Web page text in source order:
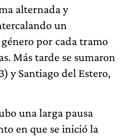
alternada y
un
por cada tramo
Más tarde se sumaron
y Santiago del Estero,
una larga pausa
en que se inició la